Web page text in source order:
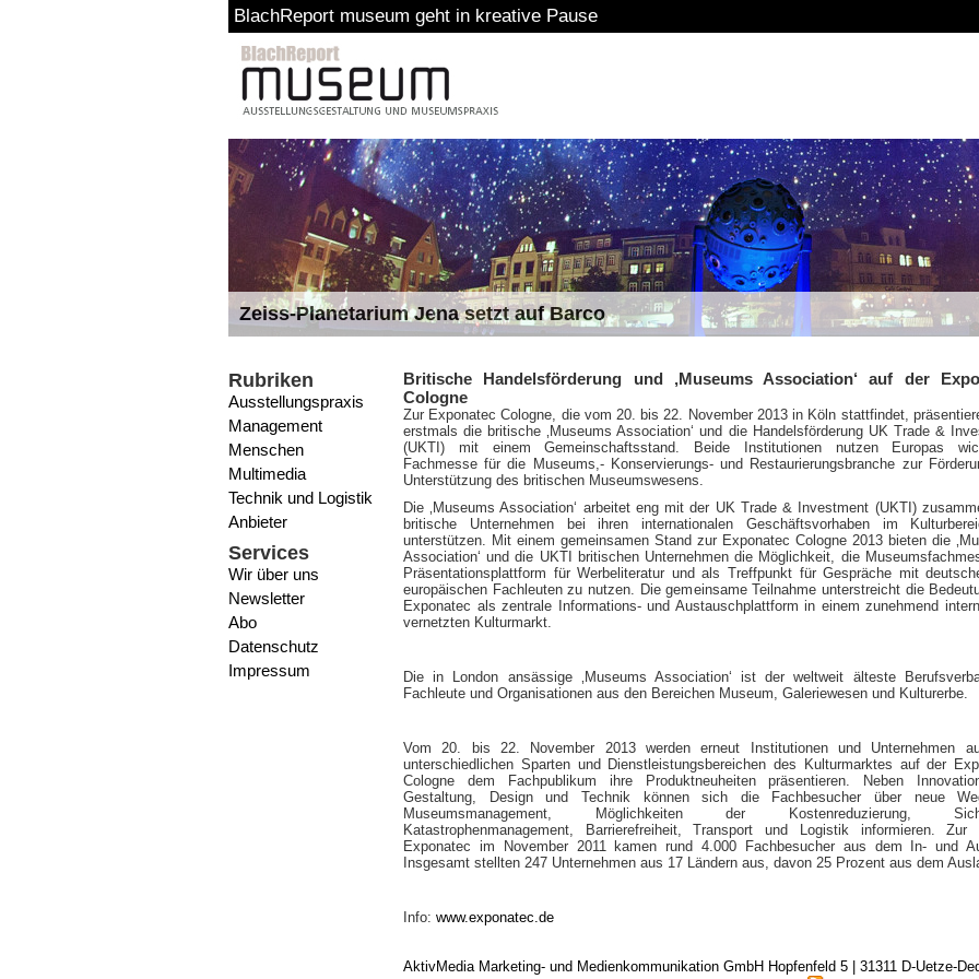
BlachReport museum geht in kreative Pause
Zeiss-Planetarium Jena setzt auf Barco
Rubriken
Ausstellungspraxis
Management
Menschen
Multimedia
Technik und Logistik
Anbieter
Services
Wir über uns
Newsletter
Abo
Datenschutz
Impressum
Britische Handelsförderung und ‚Museums Association‘ auf der
Cologne
Zur Exponatec Cologne, die vom 20. bis 22. November 2013 in Köln stattfindet,
erstmals die britische ‚Museums Association‘ und die Handelsförderung UK Trade &
(UKTI) mit einem Gemeinschaftsstand. Beide Institutionen nutzen Europas
Fachmesse für die Museums,- Konservierungs- und Restaurierungsbranche zur
Unterstützung des britischen Museumswesens.
Die ‚Museums Association‘ arbeitet eng mit der UK Trade & Investment (UKTI)
britische Unternehmen bei ihren internationalen Geschäftsvorhaben im
unterstützen. Mit einem gemeinsamen Stand zur Exponatec Cologne 2013 bieten die
Association‘ und die UKTI britischen Unternehmen die Möglichkeit, die
Präsentationsplattform für Werbeliteratur und als Treffpunkt für Gespräche mit
europäischen Fachleuten zu nutzen. Die gemeinsame Teilnahme unterstreicht die
Exponatec als zentrale Informations- und Austauschplattform in einem zunehmend
vernetzten Kulturmarkt.
Die in London ansässige ‚Museums Association‘ ist der weltweit älteste
Fachleute und Organisationen aus den Bereichen Museum, Galeriewesen und Kulturerbe.
Vom 20. bis 22. November 2013 werden erneut Institutionen und Unternehmen
unterschiedlichen Sparten und Dienstleistungsbereichen des Kulturmarktes auf der
Cologne dem Fachpublikum ihre Produktneuheiten präsentieren. Neben
Gestaltung, Design und Technik können sich die Fachbesucher über neue
Museumsmanagement, Möglichkeiten der Kostenreduzierung,
Katastrophenmanagement, Barrierefreiheit, Transport und Logistik informieren. Zur
Exponatec im November 2011 kamen rund 4.000 Fachbesucher aus dem In- und
Insgesamt stellten 247 Unternehmen aus 17 Ländern aus, davon 25 Prozent aus dem
Info: www.exponatec.de
AktivMedia Marketing- und Medienkommunikation GmbH Hopfenfeld 5 | 31311 D-Uetze-